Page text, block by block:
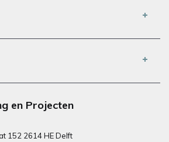
en Projecten
152 2614 HE Delft